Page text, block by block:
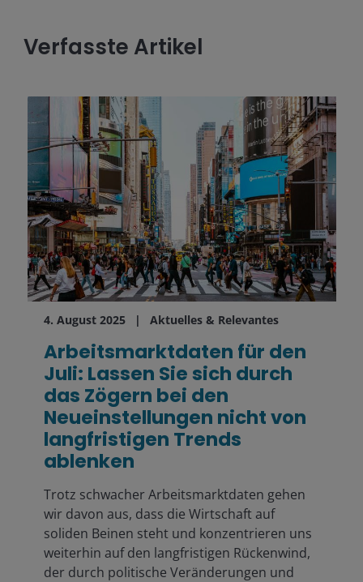
Verfasste Artikel
4. August 2025 Aktuelles & Relevantes
Arbeitsmarktdaten für den
Juli: Lassen Sie sich durch
das Zögern bei den
Neueinstellungen nicht von
langfristigen Trends
ablenken
Trotz schwacher Arbeitsmarktdaten gehen
wir davon aus, dass die Wirtschaft auf
soliden Beinen steht und konzentrieren uns
weiterhin auf den langfristigen Rückenwind,
der durch politische Veränderungen und